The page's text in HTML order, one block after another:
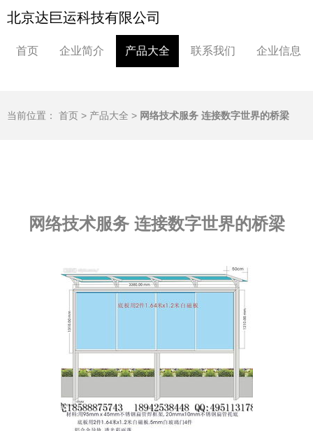
北京达巨运科技有限公司
首页 企业简介 产品大全 联系我们 企业信息
当前位置： 首页 > 产品大全 > 网络技术服务 连接数字世界的桥梁
网络技术服务 连接数字世界的桥梁